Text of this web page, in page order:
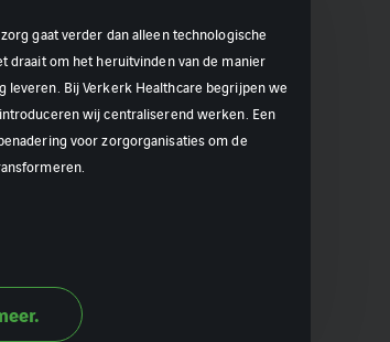
gaat verder dan alleen technologische
draait om het heruitvinden van de manier
leveren. Bij Verkerk Healthcare begrijpen we
wij centraliserend werken. Een
voor zorgorganisaties om de